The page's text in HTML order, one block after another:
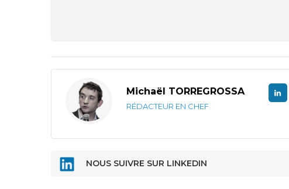
Michaël TORREGROSSA
RÉDACTEUR EN CHEF
NOUS SUIVRE SUR LINKEDIN